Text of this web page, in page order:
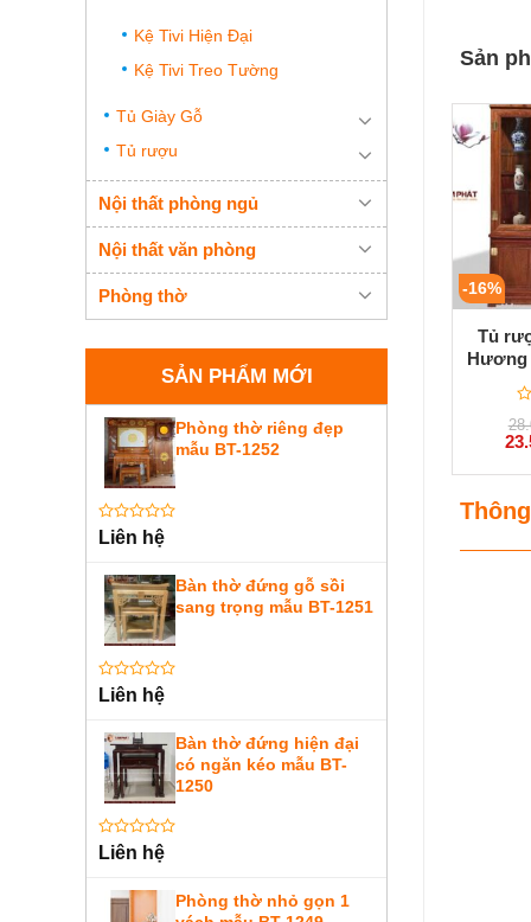
Kệ Tivi Hiện Đại
Kệ Tivi Treo Tường
Tủ Giày Gỗ
Tủ rượu
Nội thất phòng ngủ
Nội thất văn phòng
Phòng thờ
SẢN PHẨM MỚI
Phòng thờ riêng đẹp
mẫu BT-1252
Được
xếp
0
5
sao
Liên hệ
Bàn thờ đứng gỗ sồi
sang trọng mẫu BT-1251
Được
xếp
0
5
sao
Liên hệ
Bàn thờ đứng hiện đại
có ngăn kéo mẫu BT-
1250
Được
xếp
Liên hệ
Phòng thờ nhỏ gọn 1
Sản
-16%
Tủ
Hương
5
Giá
gốc